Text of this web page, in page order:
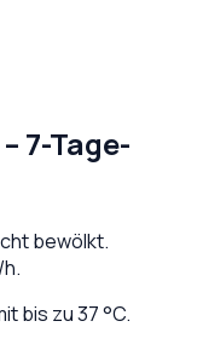
– 7-Tage-
bewölkt.
bis zu 37 °C.